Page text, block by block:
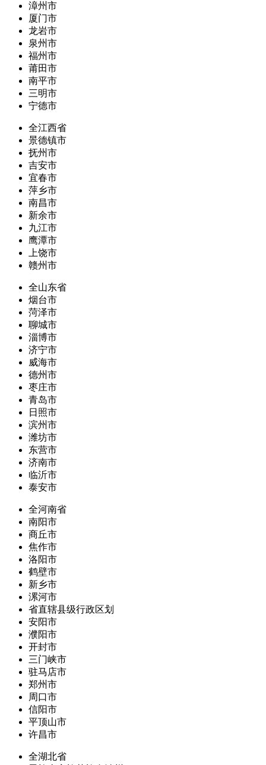
漳州市
厦门市
龙岩市
泉州市
福州市
莆田市
南平市
三明市
宁德市
全江西省
景德镇市
抚州市
吉安市
宜春市
萍乡市
南昌市
新余市
九江市
鹰潭市
上饶市
赣州市
全山东省
烟台市
菏泽市
聊城市
淄博市
济宁市
威海市
德州市
枣庄市
青岛市
日照市
滨州市
潍坊市
东营市
济南市
临沂市
泰安市
全河南省
南阳市
商丘市
焦作市
洛阳市
鹤壁市
新乡市
漯河市
省直辖县级行政区划
安阳市
濮阳市
开封市
三门峡市
驻马店市
郑州市
周口市
信阳市
平顶山市
许昌市
全湖北省